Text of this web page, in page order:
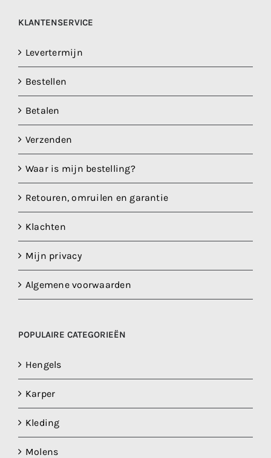
KLANTENSERVICE
Levertermijn
Bestellen
Betalen
Verzenden
Waar is mijn bestelling?
Retouren, omruilen en garantie
Klachten
Mijn privacy
Algemene voorwaarden
POPULAIRE CATEGORIEËN
Hengels
Karper
Kleding
Molens